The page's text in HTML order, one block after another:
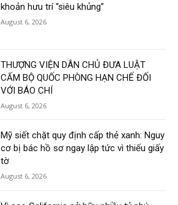
khoản hưu trí “siêu khủng”
August 6, 2026
THƯỢNG VIỆN DÂN CHỦ ĐƯA LUẬT
CẤM BỘ QUỐC PHÒNG HẠN CHẾ ĐỐI
VỚI BÁO CHÍ
August 6, 2026
Mỹ siết chặt quy định cấp thẻ xanh: Nguy
cơ bị bác hồ sơ ngay lập tức vì thiếu giấy
tờ
August 6, 2026